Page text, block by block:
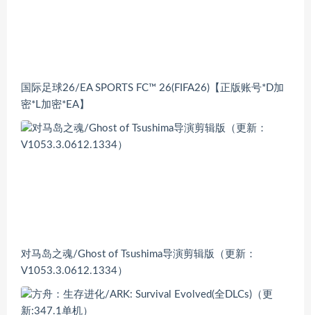
国际足球26/EA SPORTS FC™ 26(FIFA26)【正版账号*D加
密*L加密*EA】
对马岛之魂/Ghost of Tsushima导演剪辑版（更新：
V1053.3.0612.1334）